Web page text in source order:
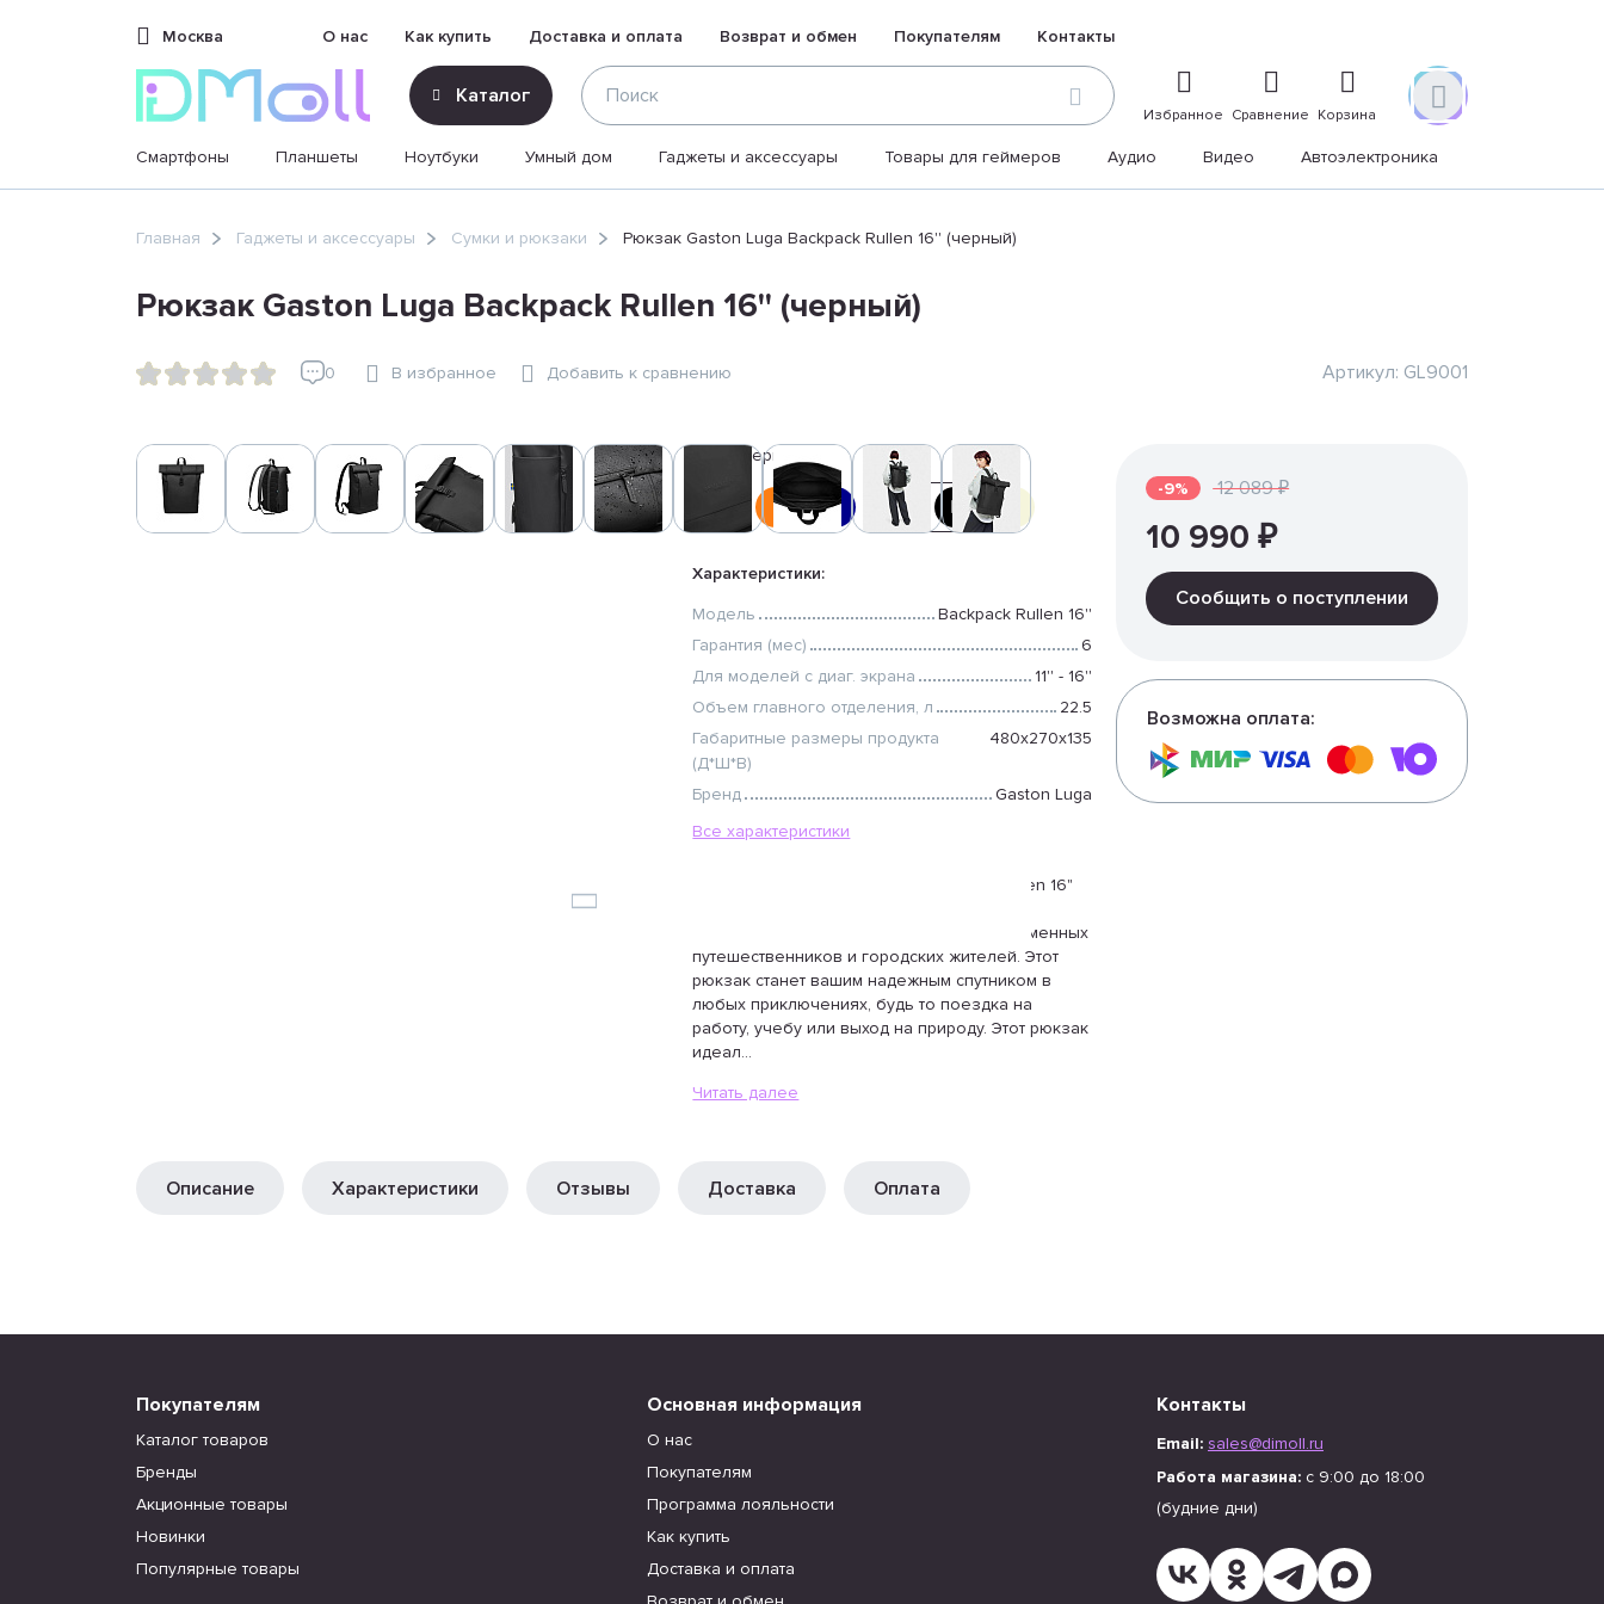
Москва О нас Как купить Доставка и оплата Возврат и обмен Покупателям Контакты
Каталог
Избранное Сравнение Корзина
Смартфоны Планшеты Ноутбуки Умный дом Гаджеты и аксессуары Товары для геймеров Аудио Видео Автоэлектроника
sales@dimoll.ruГлавная Гаджеты и аксессуары Сумки и рюкзаки Рюкзак Gaston Luga Backpack Rullen 16'' (черный)
Рюкзак Gaston Luga Backpack Rullen 16'' (черный)
0 В избранное Добавить к сравнению Артикул: GL9001
Черный
Характеристики:
Модель
Backpack Rullen 16''
Гарантия (мес)
6
Для моделей с диаг. экрана
11'' - 16''
Объем главного отделения, л
22.5
Габаритные размеры продукта
(Д*Ш*В)
480x270x135
Бренд
Gaston Luga
Все характеристики
Рюкзак Gaston Luga GL9001 Backpack Rullen 16"
функциональности и комфорта для современных
путешественников и городских жителей. Этот
рюкзак станет вашим надежным спутником в
любых приключениях, будь то поездка на
работу, учебу или выход на природу. Этот рюкзак
идеал...
Читать далее
-9% 12 089 ₽
10 990 ₽
Сообщить о поступлении
Возможна оплата:
Описание Характеристики Отзывы Доставка Оплата
Покупателям
Каталог товаров
Бренды
Акционные товары
Новинки
Популярные товары
Основная информация
О нас
Покупателям
Программа лояльности
Как купить
Доставка и оплата
Контакты
Email: sales@dimoll.ru
Работа магазина: с 9:00 до 18:00
(будние дни)